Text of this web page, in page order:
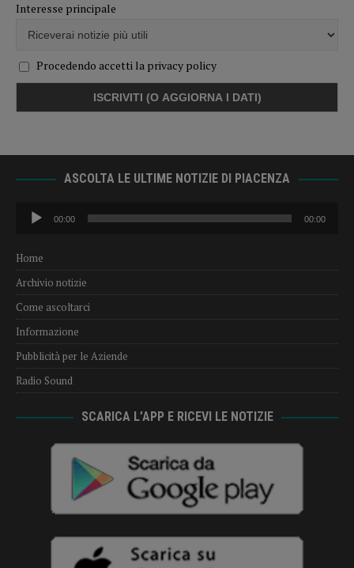
Interesse principale
Procedendo accetti la privacy policy
ASCOLTA LE ULTIME NOTIZIE DI PIACENZA
Audio
Player
00:00 00:00
Home
Archivio notizie
Come ascoltarci
Informazione
Pubblicità per le Aziende
Radio Sound
SCARICA L’APP E RICEVI LE NOTIZIE